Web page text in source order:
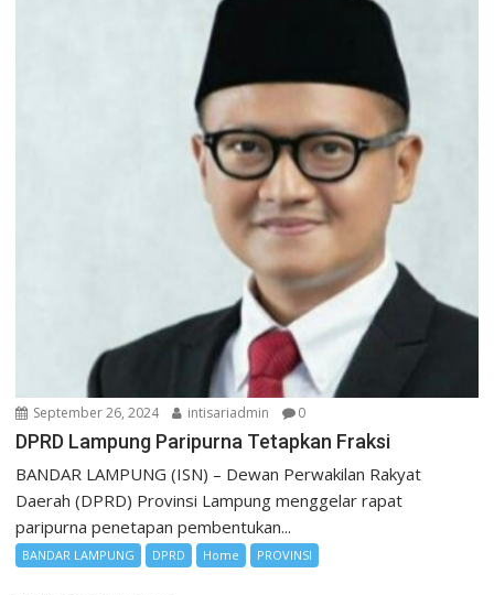
September 26, 2024 intisariadmin 0
DPRD Lampung Paripurna Tetapkan Fraksi
BANDAR LAMPUNG (ISN) – Dewan Perwakilan Rakyat
Daerah (DPRD) Provinsi Lampung menggelar rapat
paripurna penetapan pembentukan...
BANDAR LAMPUNG DPRD Home PROVINSI